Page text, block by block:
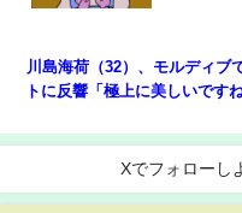
川島海荷（32）、モルディブ
トに反響「極上に美しいです
Xでフォローし